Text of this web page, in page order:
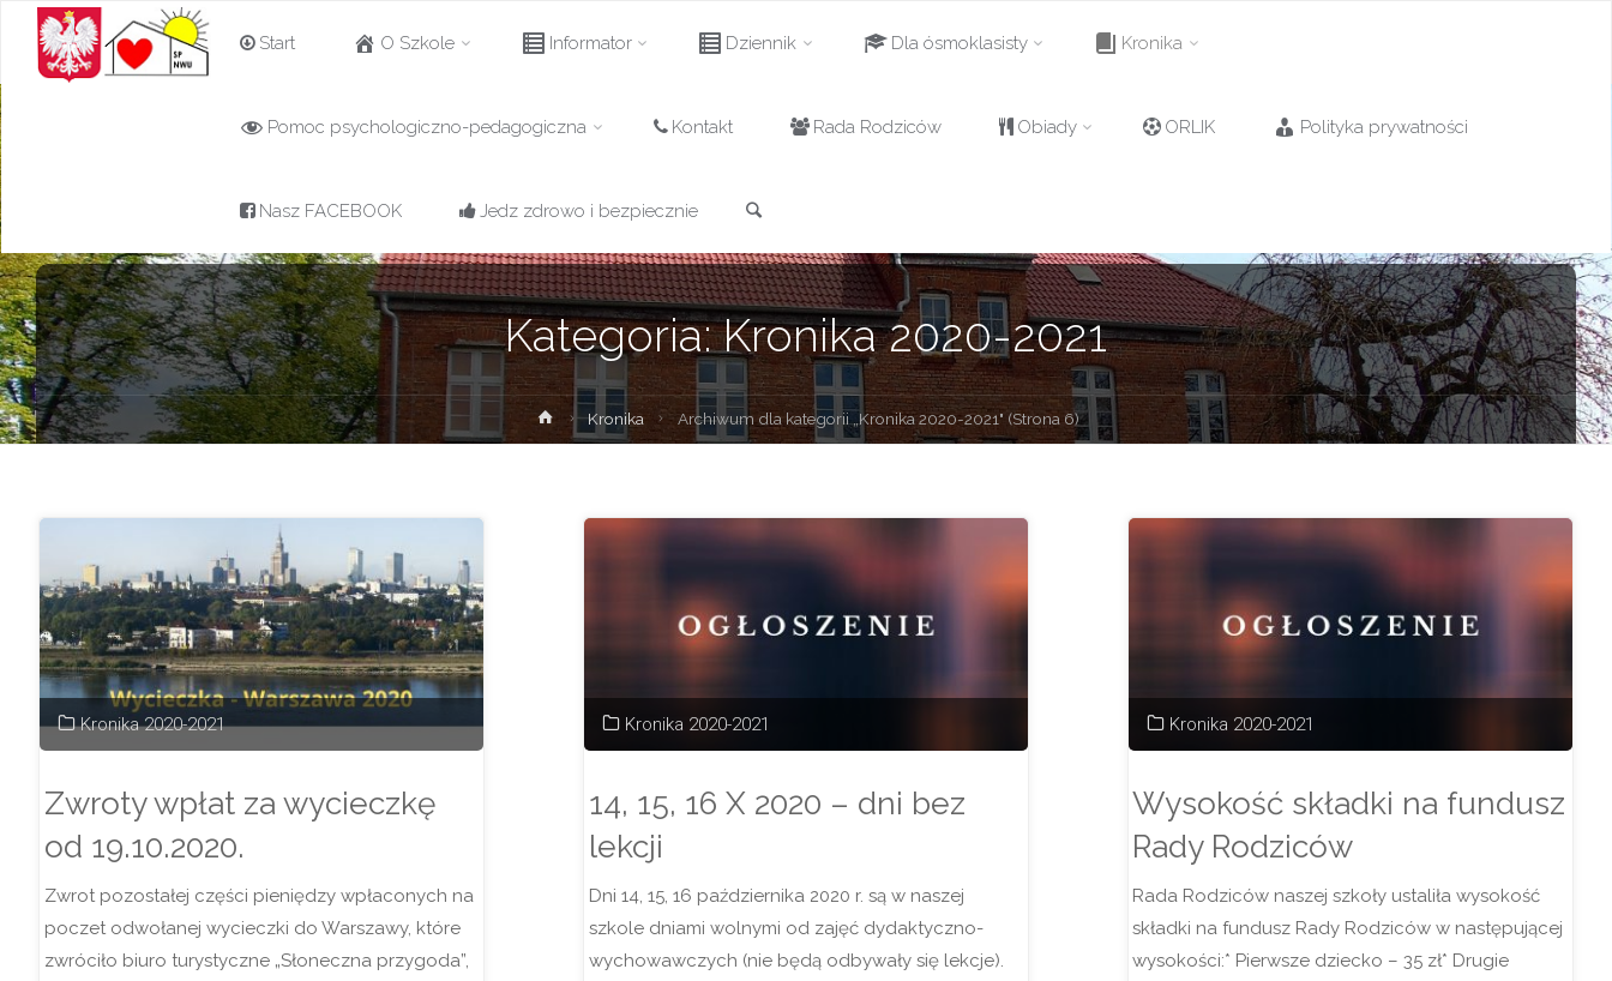
Szkoła
Nowej Wsi
oddziałami
przedszkolnymi
Przejdź
Start O Szkole Informator Dziennik Dla ósmoklasisty Kronika
Pomoc psychologiczno-pedagogiczna Kontakt Rada Rodziców Obiady ORLIK Polityka prywatności
Nasz FACEBOOK Jedz zdrowo i bezpiecznie
Kategoria:Kronika 2020-2021
Strona
główna
Kronika Archiwum dla kategorii „Kronika 2020-2021" (Strona 6)
Kronika 2020-2021
Zwroty wpłat za wycieczkę
od 19.10.2020.
Zwrot pozostałej części pieniędzy wpłaconych na
poczet odwołanej wycieczki do Warszawy, które
zwróciło biuro turystyczne „Słoneczna przygoda”,
Kronika 2020-2021
14, 15, 16 X 2020 – dni bez
lekcji
Dni 14, 15, 16 października 2020 r. są w naszej
szkole dniami wolnymi od zajęć dydaktyczno-
wychowawczych (nie będą odbywały się lekcje).
Kronika 2020-2021
Wysokość składki na fundusz
Rady Rodziców
Rada Rodziców naszej szkoły ustaliła wysokość
składki na fundusz Rady Rodziców w następującej
wysokości:* Pierwsze dziecko – 35 zł* Drugie